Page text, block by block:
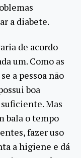
a diabete.
de acordo
um. Como as
a pessoa não
boa
Mas
bala o tempo
fazer uso
a higiene e dá